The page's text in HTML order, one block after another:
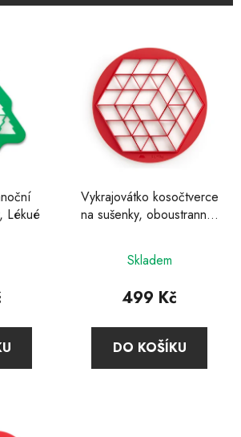
Lékué
Vykrajovátko kosočtverce
na sušenky, oboustranné,
Skladem
499 Kč
DO KOŠÍKU